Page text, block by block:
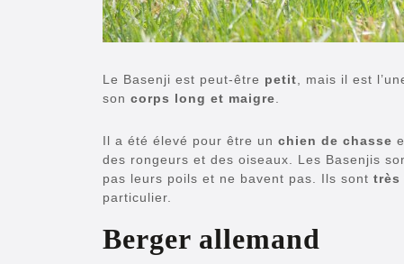
Le Basenji est peut-être petit, mais il est
son corps long et maigre.
Il a été élevé pour être un chien de chasse
des rongeurs et des oiseaux. Les Basenjis
pas leurs poils et ne bavent pas. Ils sont très
particulier.
Berger allemand